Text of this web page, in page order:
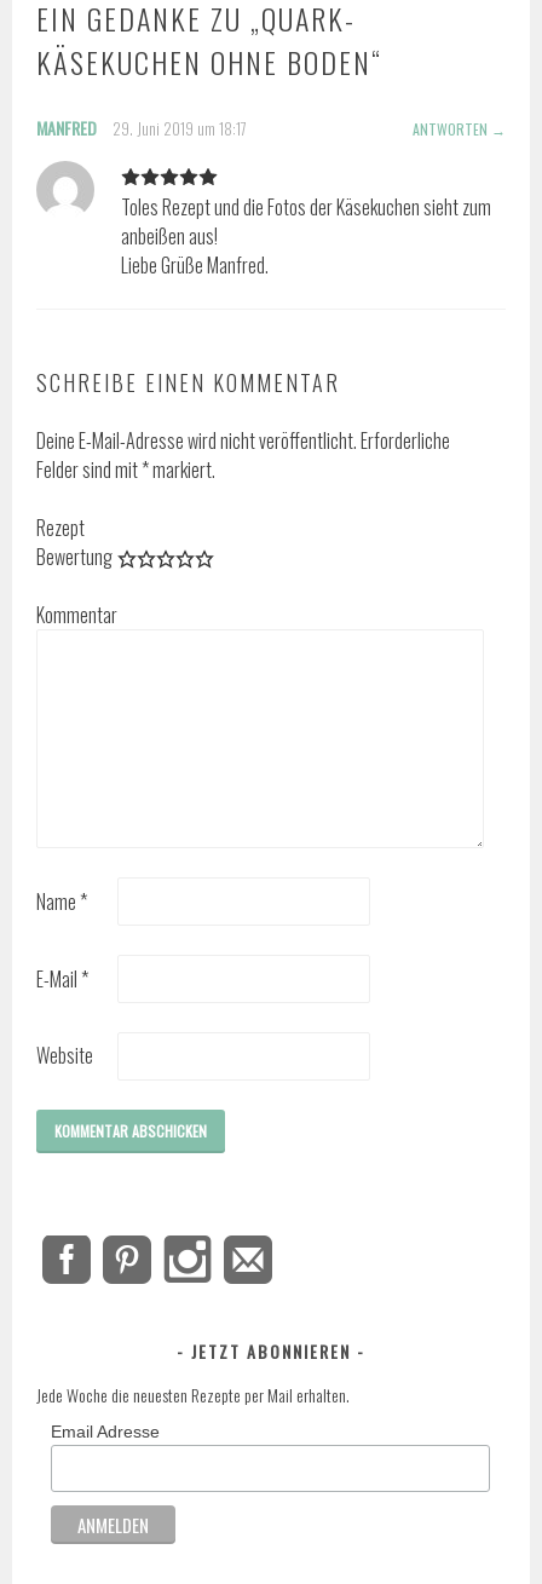
EIN GEDANKE ZU „QUARK-
KÄSEKUCHEN OHNE BODEN“
MANFRED 29. Juni 2019 um 18:17 ANTWORTEN
Toles Rezept und die Fotos der Käsekuchen sieht zum
anbeißen aus!
Liebe Grüße Manfred.
SCHREIBE EINEN KOMMENTAR
Deine E-Mail-Adresse wird nicht veröffentlicht.Erforderliche
Felder sind mit*markiert.
Rezept
Bewertung
Kommentar
Name *
E-Mail *
Website
JETZT ABONNIEREN
Jede Woche die neuesten Rezepte per Mail erhalten.
Email Adresse